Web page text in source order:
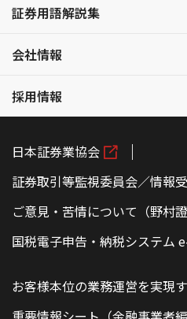
証券用語解説集
会社情報
採用情報
日本証券業協会
証券取引等監視委員会／情報
ご意見・苦情について（野村
国税電子申告・納税システム
お客様本位の業務運営を実現